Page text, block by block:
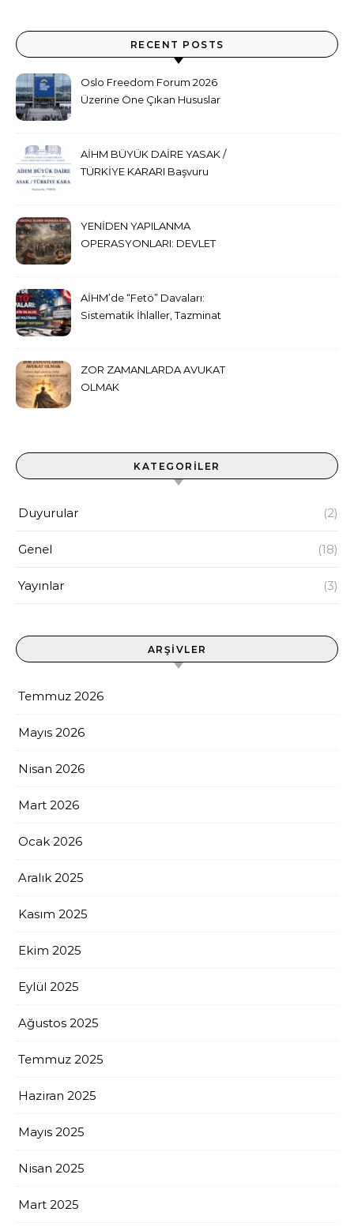
RECENT POSTS
Oslo Freedom Forum 2026
Üzerine Öne Çıkan Hususlar
AİHM BÜYÜK DAİRE YASAK /
TÜRKİYE KARARI Başvuru
YENİDEN YAPILANMA
OPERASYONLARI: DEVLET
AİHM’de “Fetö” Davaları:
Sistematik İhlaller, Tazminat
ZOR ZAMANLARDA AVUKAT
OLMAK
KATEGORILER
Duyurular (2)
Genel (18)
Yayınlar (3)
ARŞIVLER
Temmuz 2026
Mayıs 2026
Nisan 2026
Mart 2026
Ocak 2026
Aralık 2025
Kasım 2025
Ekim 2025
Eylül 2025
Ağustos 2025
Temmuz 2025
Haziran 2025
Mayıs 2025
Nisan 2025
Mart 2025